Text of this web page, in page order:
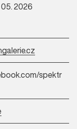
05. 2026
spektr